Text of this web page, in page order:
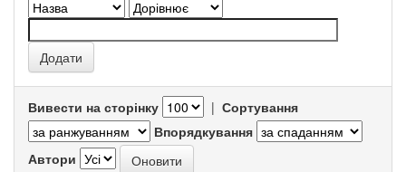
Вивести на сторінку | Сортування
Впорядкування
Автори